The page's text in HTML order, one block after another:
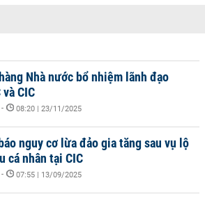
Nhà nước bổ nhiệm lãnh đạo
CIC
- 08:20 | 23/11/2025
nguy cơ lừa đảo gia tăng sau vụ lộ
cá nhân tại CIC
- 07:55 | 13/09/2025